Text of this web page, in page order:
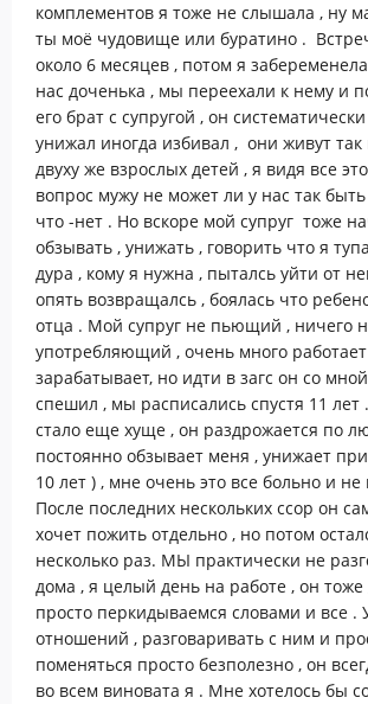
комплементов я тоже не слышала , ну
ты моё чудовище или буратино .
около 6 месяцев , потом я
нас доченька , мы переехали к нему и
его брат с супругой , он
унижал иногда избивал , они живут так
двуху же взрослых детей , я видя все
вопрос мужу не может ли у нас так
что -нет . Но вскоре мой супруг тоже
обзывать , унижать , говорить что я
дура , кому я нужна , пыталсь уйти от
опять возвращалсь , боялась что
отца . Мой супруг не пьющий , ничего
употребляющий , очень много
зарабатывает, но идти в загс он со
спешил , мы расписались спустя 11 лет
стало еще хуще , он раздрожается по
постоянно обзывает меня , унижает
10 лет ) , мне очень это все больно и не
После последних нескольких ссор он
хочет пожить отдельно , но потом
несколько раз. МЫ практически не
дома , я целый день на работе , он
просто перкидываемся словами и все .
отношений , разговаривать с ним и
поменяться просто безполезно , он
во всем виновата я . Мне хотелось бы